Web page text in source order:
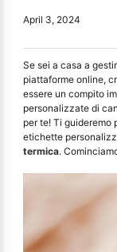
April 3, 2024
Se sei a casa a
piattaforme online,
essere un compito
personalizzate di
per te! Ti guideremo
etichette
termica.